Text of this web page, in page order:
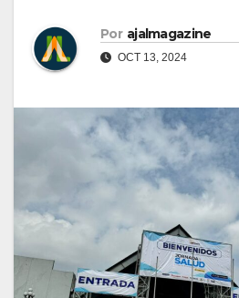
Por ajalmagazine
OCT 13, 2024